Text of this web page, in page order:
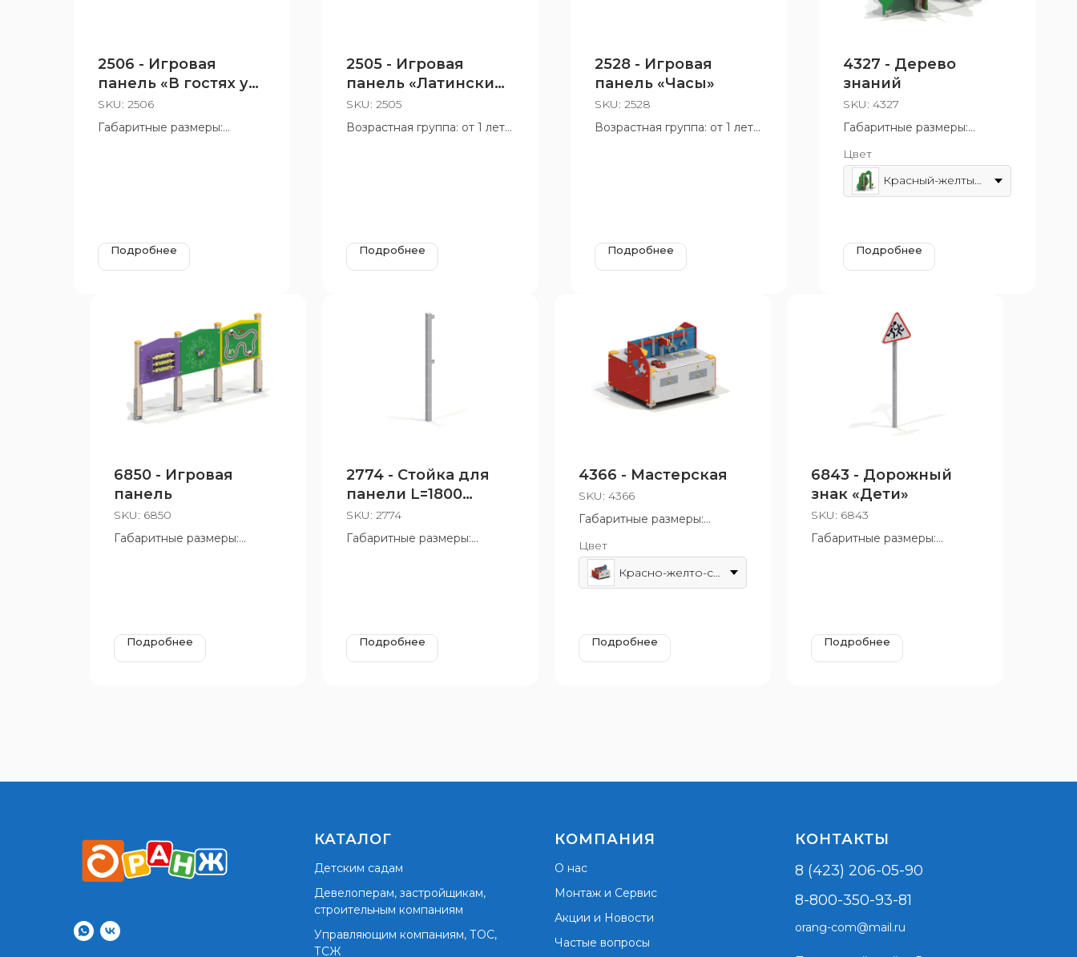
2506 - Игровая
панель «В гостях у
сказки»
SKU: 2506
Габаритные размеры:
Подробнее
2505 - Игровая
панель «Латинский
алфавит»
SKU: 2505
Возрастная группа: от 1 лет
Подробнее
2528 - Игровая
панель «Часы»
SKU: 2528
Возрастная группа: от 1 лет
Подробнее
4327 - Дерево
знаний
SKU: 4327
Габаритные размеры:
Возрастная группа: от 1 лет
Цвет
Красный-желтый-зеленый
Подробнее
6850 - Игровая
панель
SKU: 6850
Габаритные размеры:
Подробнее
2774 - Стойка для
панели L=1800
крайняя
SKU: 2774
Габаритные размеры:
Подробнее
4366 - Мастерская
SKU: 4366
Габаритные размеры:
Цвет
Подробнее
6843 - Дорожный
знак «Дети»
SKU: 6843
Габаритные размеры:
Подробнее
КАТАЛОГ
Детским садам
Девелоперам, застройщикам,
строительным компаниям
Управляющим компаниям, ТОС,
ТСЖ
КОМПАНИЯ
О нас
Монтаж и Сервис
Акции и Новости
Частые вопросы
КОНТАКТЫ
8 (423) 206-05-90
8-800-350-93-81
orang-com@mail.ru